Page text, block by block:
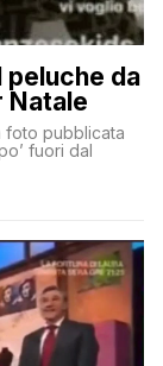
peluche da
Natale
foto pubblicata
fuori dal